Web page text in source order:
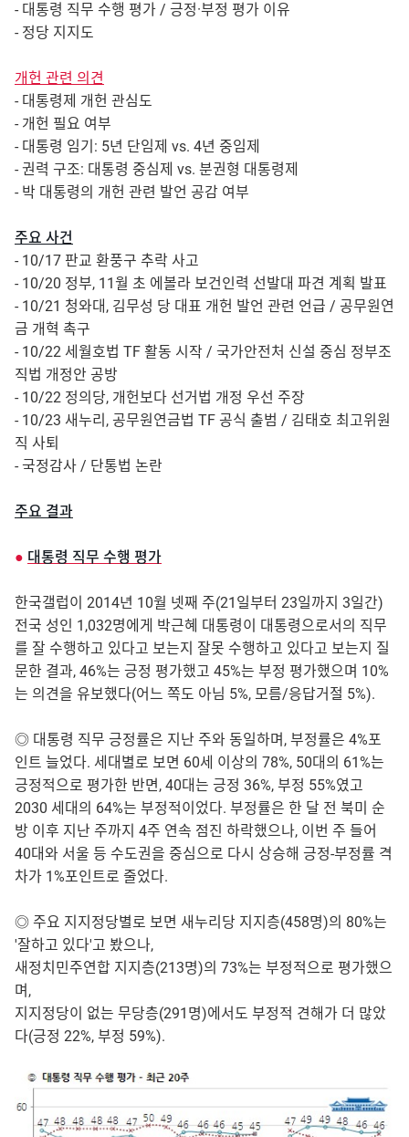
- 대통령 직무 수행 평가 / 긍정·부정 평가 이유
- 정당 지지도
개헌 관련 의견
- 대통령제 개헌 관심도
- 개헌 필요 여부
- 대통령 임기: 5년 단임제 vs. 4년 중임제
- 권력 구조: 대통령 중심제 vs. 분권형 대통령제
- 박 대통령의 개헌 관련 발언 공감 여부
주요 사건
- 10/17 판교 환풍구 추락 사고
- 10/20 정부, 11월 초 에볼라 보건인력 선발대 파견 계획 발표
- 10/21 청와대, 김무성 당 대표 개헌 발언 관련 언급 / 공무원연
금 개혁 촉구
- 10/22 세월호법 TF 활동 시작 / 국가안전처 신설 중심 정부조
직법 개정안 공방
- 10/22 정의당, 개헌보다 선거법 개정 우선 주장
- 10/23 새누리, 공무원연금법 TF 공식 출범 / 김태호 최고위원
직 사퇴
- 국정감사 / 단통법 논란
주요 결과
● 대통령 직무 수행 평가
한국갤럽이 2014년 10월 넷째 주(21일부터 23일까지 3일간)
전국 성인 1,032명에게 박근혜 대통령이 대통령으로서의 직무
를 잘 수행하고 있다고 보는지 잘못 수행하고 있다고 보는지 질
문한 결과, 46%는 긍정 평가했고 45%는 부정 평가했으며 10%
는 의견을 유보했다(어느 쪽도 아님 5%, 모름/응답거절 5%).
◎ 대통령 직무 긍정률은 지난 주와 동일하며, 부정률은 4%포
인트 늘었다. 세대별로 보면 60세 이상의 78%, 50대의 61%는
긍정적으로 평가한 반면, 40대는 긍정 36%, 부정 55%였고
2030 세대의 64%는 부정적이었다. 부정률은 한 달 전 북미 순
방 이후 지난 주까지 4주 연속 점진 하락했으나, 이번 주 들어
40대와 서울 등 수도권을 중심으로 다시 상승해 긍정-부정률 격
차가 1%포인트로 줄었다.
◎ 주요 지지정당별로 보면 새누리당 지지층(458명)의 80%는
'잘하고 있다'고 봤으나,
새정치민주연합 지지층(213명)의 73%는 부정적으로 평가했으
며,
지지정당이 없는 무당층(291명)에서도 부정적 견해가 더 많았
다(긍정 22%, 부정 59%).